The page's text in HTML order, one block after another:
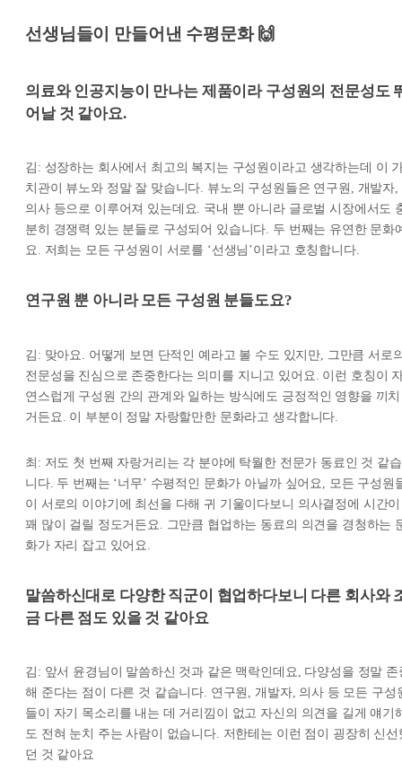
선생님들이 만들어낸 수평문화 🙌
의료와 인공지능이 만나는 제품이라 구성원의 전문성도
어날 것 같아요.
김: 성장하는 회사에서 최고의 복지는 구성원이라고 생각하는데 이
치관이 뷰노와 정말 잘 맞습니다. 뷰노의 구성원들은 연구원, 개발자,
의사 등으로 이루어져 있는데요. 국내 뿐 아니라 글로벌 시장에서도
분히 경쟁력 있는 분들로 구성되어 있습니다. 두 번째는 유연한 문화
요. 저희는 모든 구성원이 서로를 ‘선생님’이라고 호칭합니다.
연구원 뿐 아니라 모든 구성원 분들도요?
김: 맞아요. 어떻게 보면 단적인 예라고 볼 수도 있지만, 그만큼 서로
전문성을 진심으로 존중한다는 의미를 지니고 있어요. 이런 호칭이
연스럽게 구성원 간의 관계와 일하는 방식에도 긍정적인 영향을 끼치
거든요. 이 부분이 정말 자랑할만한 문화라고 생각합니다.
최: 저도 첫 번째 자랑거리는 각 분야에 탁월한 전문가 동료인 것 같습
니다. 두 번째는 ‘너무’ 수평적인 문화가 아닐까 싶어요, 모든 구성원
이 서로의 이야기에 최선을 다해 귀 기울이다보니 의사결정에 시간이
꽤 많이 걸릴 정도거든요. 그만큼 협업하는 동료의 의견을 경청하는
화가 자리 잡고 있어요.
말씀하신대로 다양한 직군이 협업하다보니 다른 회사와
금 다른 점도 있을 것 같아요
김: 앞서 윤경님이 말씀하신 것과 같은 맥락인데요, 다양성을 정말 존
해 준다는 점이 다른 것 같습니다. 연구원, 개발자, 의사 등 모든 구성
들이 자기 목소리를 내는 데 거리낌이 없고 자신의 의견을 길게 얘기
도 전혀 눈치 주는 사람이 없습니다. 저한테는 이런 점이 굉장히 신선
던 것 같아요